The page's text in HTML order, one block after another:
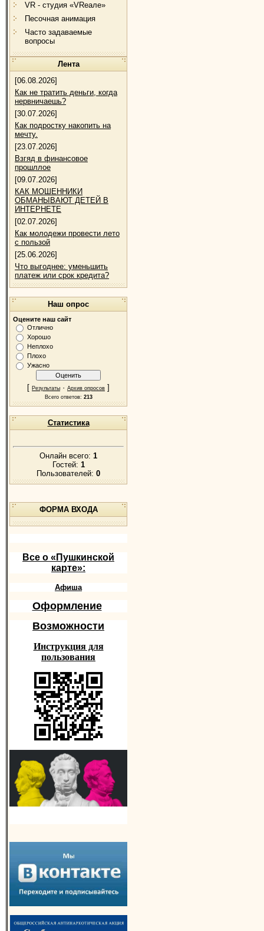
VR - студия «VRеале»
Песочная анимация
Часто задаваемые
вопросы
Лента
[06.08.2026]
Как не тратить деньги, когда
нервничаешь?
[30.07.2026]
Как подростку накопить на
мечту.
[23.07.2026]
Взгяд в финансовое
прошллое
[09.07.2026]
КАК МОШЕННИКИ
ОБМАНЫВАЮТ ДЕТЕЙ В
ИНТЕРНЕТЕ
[02.07.2026]
Как молодежи провести лето
с пользой
[25.06.2026]
Что выгоднее: уменьшить
платеж или срок кредита?
Наш опрос
Оцените наш сайт
Отлично
Хорошо
Неплохо
Плохо
Ужасно
[ Результаты · Архив опросов ]
Всего ответов: 213
Статистика
Онлайн всего: 1
Гостей: 1
Пользователей: 0
ФОРМА ВХОДА
Все о «Пушкинской
карте»:
Афиша
Оформление
Возможности
Инструкция для
пользования